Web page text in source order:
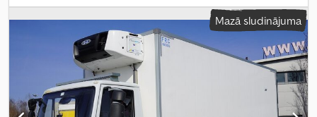
10 590 kg, maksimālā kravnesība:8 410 kg, kopējais svars:19 000
kg, asu konfigurācija:2 asis, krāsa:balts, vadītāja kabīne:dienas
, pārnesuma veids:automātisks, emisijas klase:
piekares sistēma:
gaiss, krautuves garums: 9 020 mm
, iekraušanas
vietas platums:2 470 mm, iekraušanas telpas augstums:2 310 mm,
Ražošanas gads:2017, Aprīkojums:
dzesēšanas iekārta, gaisa
kondicionēšana, kruīza kontrole
Mazā sludinājuma